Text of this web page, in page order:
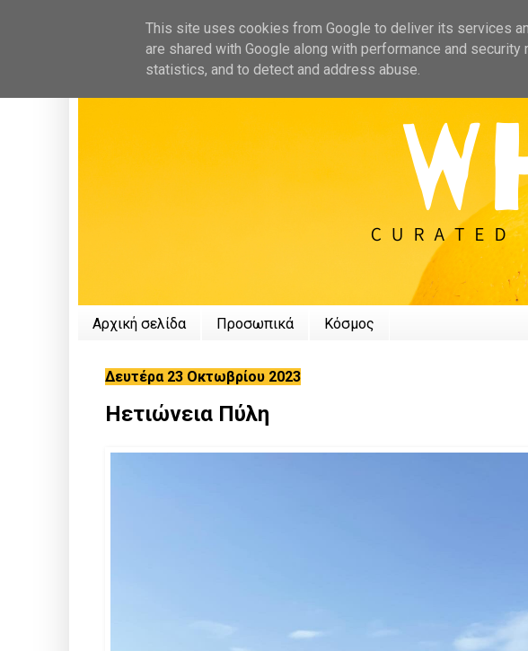
Αρχική σελίδα Προσωπικά Κόσμος
Δευτέρα 23 Οκτωβρίου 2023
Ηετιώνεια Πύλη
This site uses cookies from Google to deliver its services
are shared with Google along with performance and
statistics, and to detect and address abuse.